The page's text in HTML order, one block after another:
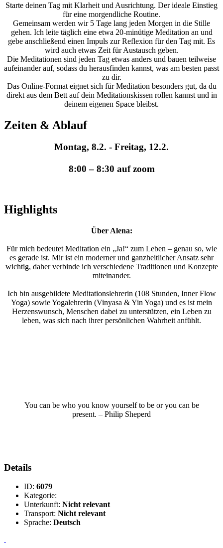
Starte deinen Tag mit Klarheit und Ausrichtung. Der ideale Einstieg
für eine morgendliche Routine.
Gemeinsam werden wir 5 Tage lang jeden Morgen in die Stille
gehen. Ich leite täglich eine etwa 20-minütige Meditation an und
gebe anschließend einen Impuls zur Reflexion für den Tag mit. Es
wird auch etwas Zeit für Austausch geben.
Die Meditationen sind jeden Tag etwas anders und bauen teilweise
aufeinander auf, sodass du herausfinden kannst, was am besten passt
zu dir.
Das Online-Format eignet sich für Meditation besonders gut, da du
direkt aus dem Bett auf dein Meditationskissen rollen kannst und in
deinem eigenen Space bleibst.
Zeiten & Ablauf
Montag, 8.2. - Freitag, 12.2.
8:00 – 8:30 auf zoom
Highlights
Über Alena:
Für mich bedeutet Meditation ein „Ja!“ zum Leben – genau so, wie
es gerade ist. Mir ist ein moderner und ganzheitlicher Ansatz sehr
wichtig, daher verbinde ich verschiedene Traditionen und Konzepte
miteinander.
Ich bin ausgebildete Meditationslehrerin (108 Stunden, Inner Flow
Yoga) sowie Yogalehrerin (Vinyasa & Yin Yoga) und es ist mein
Herzenswunsch, Menschen dabei zu unterstützen, ein Leben zu
leben, was sich nach ihrer persönlichen Wahrheit anfühlt.
You can be who you know yourself to be or you can be
present. – Philip Sheperd
Details
ID: 6079
Kategorie:
Unterkunft: Nicht relevant
Transport: Nicht relevant
Sprache: Deutsch